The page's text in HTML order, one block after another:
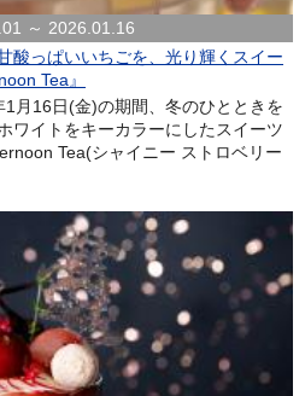
～ 2026.01.16
酸っぱいいちごを、光り輝くスイー
Tea』
月16日(金)の期間、冬のひとときを
ワイトをキーカラーにしたスイーツ
Tea(シャイニー ストロベリー